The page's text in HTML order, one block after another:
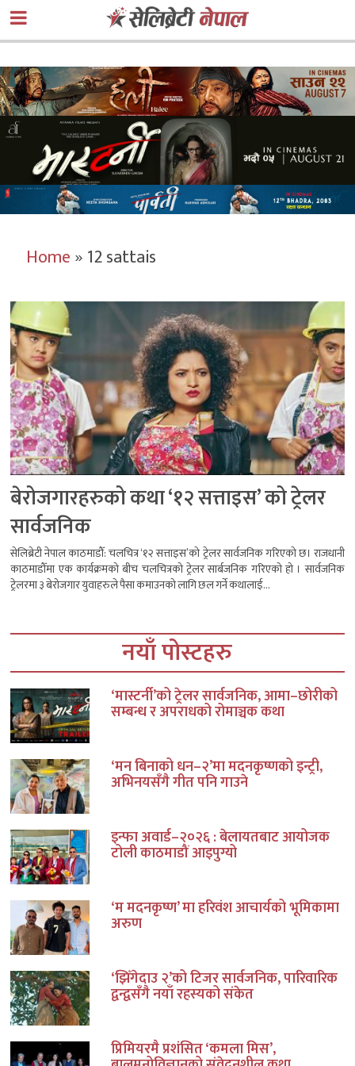
Home»12 sattais
बेरोजगारहरुको कथा ‘१२ सत्ताइस’ को ट्रेलर
सार्वजनिक
सेलिब्रेटी नेपाल काठमाडौँ: चलचित्र ‘१२ सत्ताइस’को ट्रेलर सार्वजनिक गरिएको छ। राजधानी
काठमाडौँमा एक कार्यक्रमको बीच चलचित्रको ट्रेलर सार्बजनिक गरिएको हो । सार्वजनिक
ट्रेलरमा ३ बेरोजगार युवाहरुले पैसा कमाउनको लागि छल गर्ने कथालाई...
नयाँ पोस्टहरु
‘मास्टर्नी’को ट्रेलर सार्वजनिक, आमा–छोरीको
सम्बन्ध र अपराधको रोमाञ्चक कथा
‘मन बिनाको धन–२’मा मदनकृष्णको इन्ट्री,
अभिनयसँगै गीत पनि गाउने
इन्फा अवार्ड–२०२६ : बेलायतबाट आयोजक
टोली काठमाडौं आइपुग्यो
‘म मदनकृष्ण’ मा हरिवंश आचार्यको भूमिकामा
अरुण
‘झिँगेदाउ २’को टिजर सार्वजनिक, पारिवारिक
द्वन्द्वसँगै नयाँ रहस्यको संकेत
प्रिमियरमै प्रशंसित ‘कमला मिस’,